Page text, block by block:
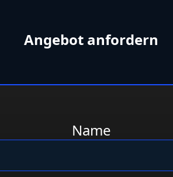
Angebot anfordern
Name